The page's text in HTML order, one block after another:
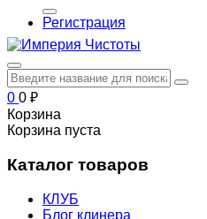
Регистрация
0 0 ₽
Корзина
Корзина пуста
Каталог товаров
КЛУБ
Блог клинера